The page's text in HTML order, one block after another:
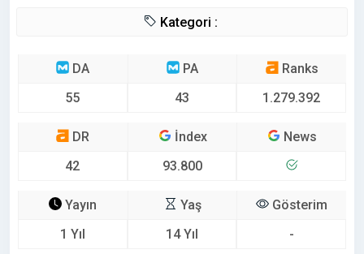
Kategori :
DA
55
PA
43
Ranks
1.279.392
DR
42
İndex
93.800
News
Yayın
1 Yıl
Yaş
14 Yıl
Gösterim
-